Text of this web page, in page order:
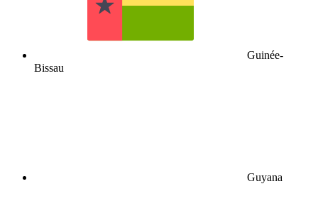
Guinée-
Bissau
Guyana